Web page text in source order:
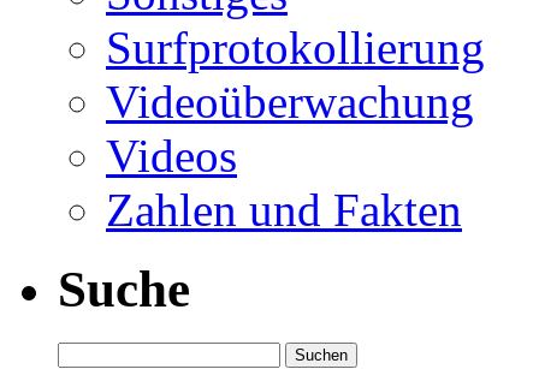
Surfprotokollierung
Videoüberwachung
Videos
Zahlen und Fakten
Suche